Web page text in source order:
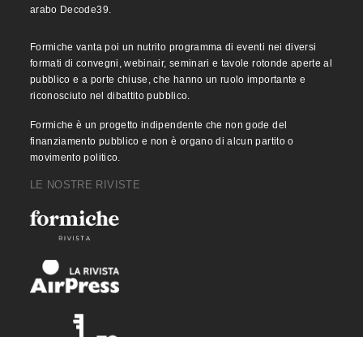
arabo Decode39.
Formiche vanta poi un nutrito programma di eventi nei diversi
formati di convegni, webinair, seminari e tavole rotonde aperte al
pubblico e a porte chiuse, che hanno un ruolo importante e
riconosciuto nel dibattito pubblico.
Formiche è un progetto indipendente che non gode del
finanziamento pubblico e non è organo di alcun partito o
movimento politico.
LE NOSTRE RIVISTE